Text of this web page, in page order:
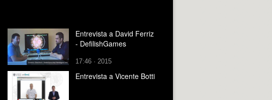
Entrevista a David Ferriz
- DefilishGames
17:46 · 2015
Entrevista a Vicente Botti